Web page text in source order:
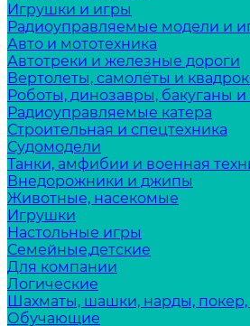
Игрушки и игры
Радиоуправляемые модели и
Авто и мототехника
Автотреки и железные дороги
Вертолеты, самолёты и
Роботы, динозавры, бакуганы
Радиоуправляемые катера
Строительная и спецтехника
Судомодели
Танки, амфибии и военная
Внедорожники и джипы
Животные, насекомые
Игрушки
Настольные игры
Семейные,детские
Для компании
Логические
Шахматы, шашки, нарды,
Обучающие